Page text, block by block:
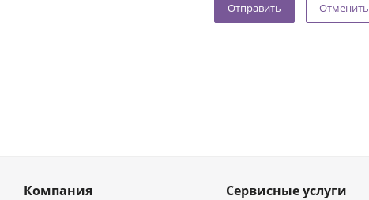
Отменить
Компания Сервисные услуги